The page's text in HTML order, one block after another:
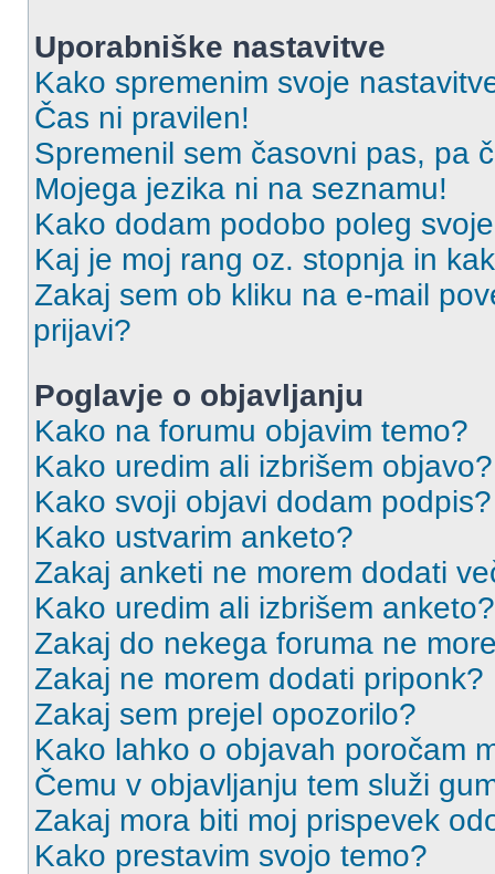
Uporabniške nastavitve
Kako spremenim svoje
Čas ni pravilen!
Spremenil sem časovni pas, pa
Mojega jezika ni na seznamu!
Kako dodam podobo poleg
Kaj je moj rang oz. stopnja in
Zakaj sem ob kliku na e-mail
prijavi?
Poglavje o objavljanju
Kako na forumu objavim temo?
Kako uredim ali izbrišem objavo?
Kako svoji objavi dodam podpis?
Kako ustvarim anketo?
Zakaj anketi ne morem dodati
Kako uredim ali izbrišem anketo?
Zakaj do nekega foruma ne
Zakaj ne morem dodati priponk?
Zakaj sem prejel opozorilo?
Kako lahko o objavah poročam
Čemu v objavljanju tem služi
Zakaj mora biti moj prispevek
Kako prestavim svojo temo?